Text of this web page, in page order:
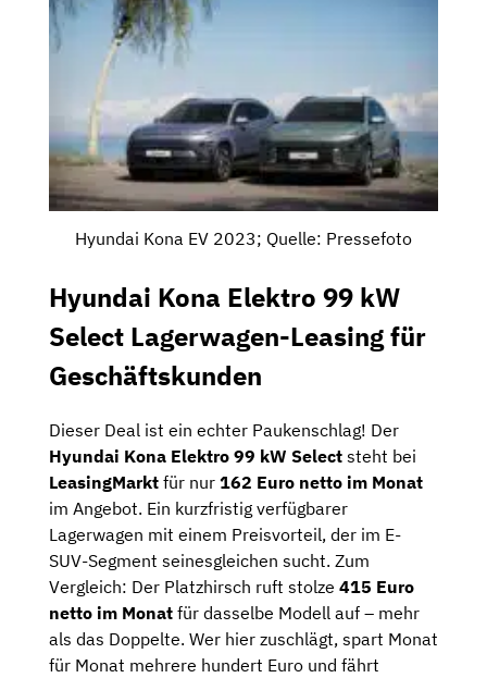
Hyundai Kona EV 2023; Quelle: Pressefoto
Hyundai Kona Elektro 99 kW
Select Lagerwagen-Leasing für
Geschäftskunden
Dieser Deal ist ein echter Paukenschlag! Der
Hyundai Kona Elektro 99 kW Select steht bei
LeasingMarkt für nur 162 Euro netto im Monat
im Angebot. Ein kurzfristig verfügbarer
Lagerwagen mit einem Preisvorteil, der im E-
SUV-Segment seinesgleichen sucht. Zum
Vergleich: Der Platzhirsch ruft stolze 415 Euro
netto im Monat für dasselbe Modell auf – mehr
als das Doppelte. Wer hier zuschlägt, spart Monat
für Monat mehrere hundert Euro und fährt